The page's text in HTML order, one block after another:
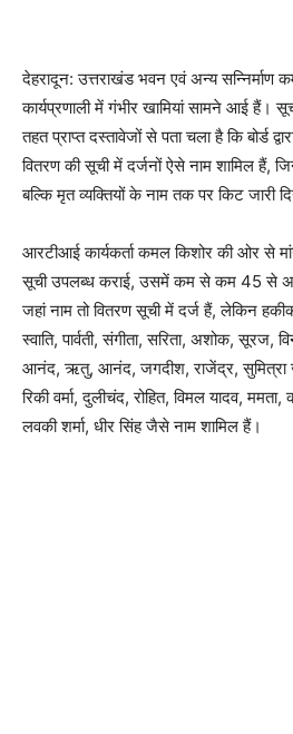
देहरादून: उत्तराखंड भवन एवं अन्य सन्निर्माण
कार्यप्रणाली में गंभीर खामियां सामने आई
तहत प्राप्त दस्तावेजों से पता चला है कि बोर्ड
वितरण की सूची में दर्जनों ऐसे नाम शामिल हैं,
बल्कि मृत व्यक्तियों के नाम तक पर किट जारी
आरटीआई कार्यकर्ता कमल किशोर की ओर से
सूची उपलब्ध कराई, उसमें कम से कम 45 से
जहां नाम तो वितरण सूची में दर्ज हैं, लेकिन
स्वाति, पार्वती, संगीता, सरिता, अशोक, सूरज,
आनंद, ऋतु, आनंद, जगदीश, राजेंद्र, सुमित्रा
रिकी वर्मा, दुलीचंद, रोहित, विमल यादव,
लवकी शर्मा, धीर सिंह जैसे नाम शामिल हैं।